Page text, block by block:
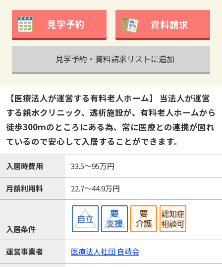
見学予約 資料請求
見学予約・資料請求リストに追加
【医療法人が運営する有料老人ホーム】 当法人が運営
する親水クリニック、透析施設が、有料老人ホームから
徒歩300ｍのところにある為、常に医療との連携が図れ
ているので安心して入居することができます。
入居時費用 33.5～95万円
月額利用料 22.7～44.9万円
入居条件
運営事業者 医療法人社団 自靖会